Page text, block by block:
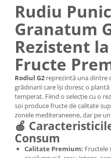
Rudiu
Granatum
Rezistent
Fructe
Rodiul G2 reprezintă una dintre
grădinarii care își doresc o
temperat. Fiind o selecție cu o
soi produce fructe de calitate
zonele mediteraneene, dar pe
🍎
Consum
Calitate Premium: Fructele